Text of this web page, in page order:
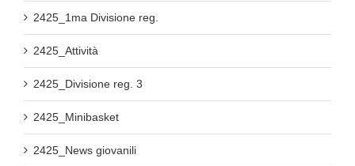
2425_1ma Divisione reg.
2425_Attività
2425_Divisione reg. 3
2425_Minibasket
2425_News giovanili